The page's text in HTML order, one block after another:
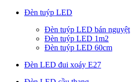
Đèn tuýp LED
Đèn tuýp LED bán nguyệt
Đèn tuýp LED 1m2
Đèn tuýp LED 60cm
Đèn LED đui xoáy E27